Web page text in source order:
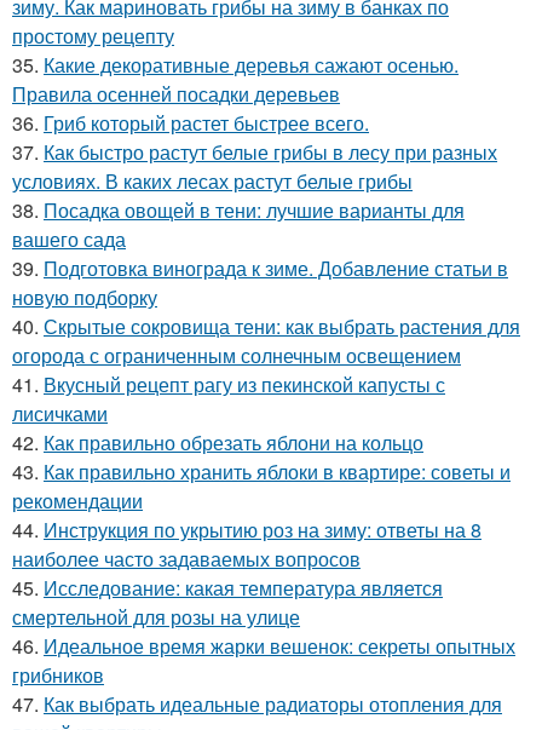
зиму. Как мариновать грибы на зиму в банках по
простому рецепту
35. Какие декоративные деревья сажают осенью.
Правила осенней посадки деревьев
36. Гриб который растет быстрее всего.
37. Как быстро растут белые грибы в лесу при разных
условиях. В каких лесах растут белые грибы
38. Посадка овощей в тени: лучшие варианты для
вашего сада
39. Подготовка винограда к зиме. Добавление статьи в
новую подборку
40. Скрытые сокровища тени: как выбрать растения для
огорода с ограниченным солнечным освещением
41. Вкусный рецепт рагу из пекинской капусты с
лисичками
42. Как правильно обрезать яблони на кольцо
43. Как правильно хранить яблоки в квартире: советы и
рекомендации
44. Инструкция по укрытию роз на зиму: ответы на 8
наиболее часто задаваемых вопросов
45. Исследование: какая температура является
смертельной для розы на улице
46. Идеальное время жарки вешенок: секреты опытных
грибников
47. Как выбрать идеальные радиаторы отопления для